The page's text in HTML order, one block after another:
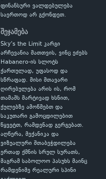
ფინანსური ვალდებულება
საერთოდ არ გქონდეთ.
შეჯამება
Sky's the Limit კარგი
არჩევანია მათთვის, ვინც ეძებს
Habanero-ის სლოტს
ქართულად, უფასოდ და
სწრაფად. მისი მთავარი
ღირებულება არის ის, რომ
თამაშს მარტივად ხსნით,
ქულებზე ამოწმებთ და
საკუთარი გამოცდილებით
წყვეტთ, რამდენად გერგებათ.
აღწერა, მექანიკა და
ვიზუალური შთაბეჭდილება
ერთად ქმნის სრულ სურათს,
მაგრამ საბოლოო პასუხს მაინც
რამდენიმე რეალური სპინი